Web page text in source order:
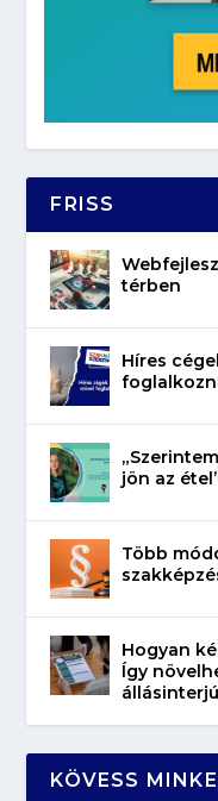
FRISS
térben
Híres
jön az
Több
Hogyan
Így
KÖVESS